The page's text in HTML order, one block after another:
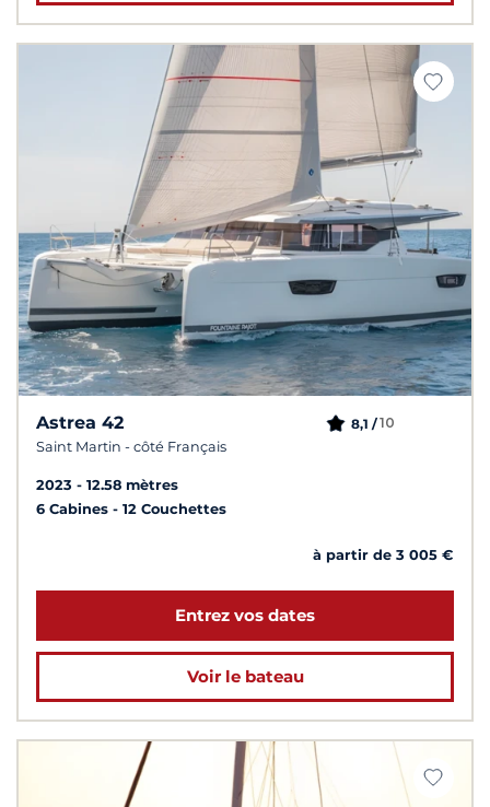
Astrea 42
Saint Martin - côté Français
8,1 /10
2023
12.58 mètres
6 Cabines
12 Couchettes
à partir de 3 005 €
Entrez vos dates
Voir le bateau